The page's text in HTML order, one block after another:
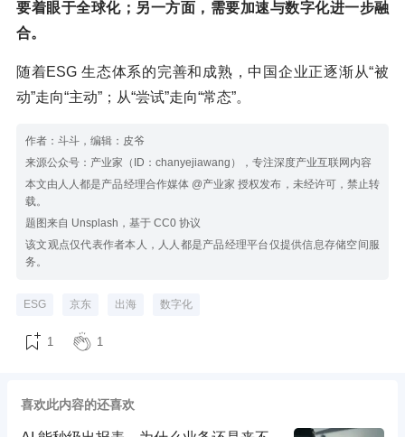
要着眼于全球化；另一方面，需要加速与数字化进一步融
合。
随着ESG 生态体系的完善和成熟，中国企业正逐渐从“被
动”走向“主动”；从“尝试”走向“常态”。
作者：斗斗，编辑：皮爷
来源公众号：产业家（ID：chanyejiawang），专注深度产业互联网内容
本文由人人都是产品经理合作媒体 @产业家 授权发布，未经许可，禁止转
载。
题图来自 Unsplash，基于 CC0 协议
该文观点仅代表作者本人，人人都是产品经理平台仅提供信息存储空间服
务。
ESG 京东 出海 数字化
1 1
喜欢此内容的还喜欢